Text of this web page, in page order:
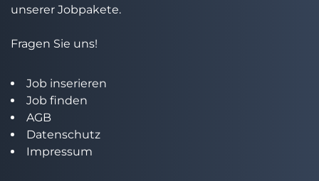
unserer Jobpakete.
Fragen Sie uns!
Job inserieren
Job finden
AGB
Datenschutz
Impressum